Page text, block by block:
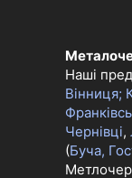
Наші
Вінниця;
Чернівці,
(Буча,